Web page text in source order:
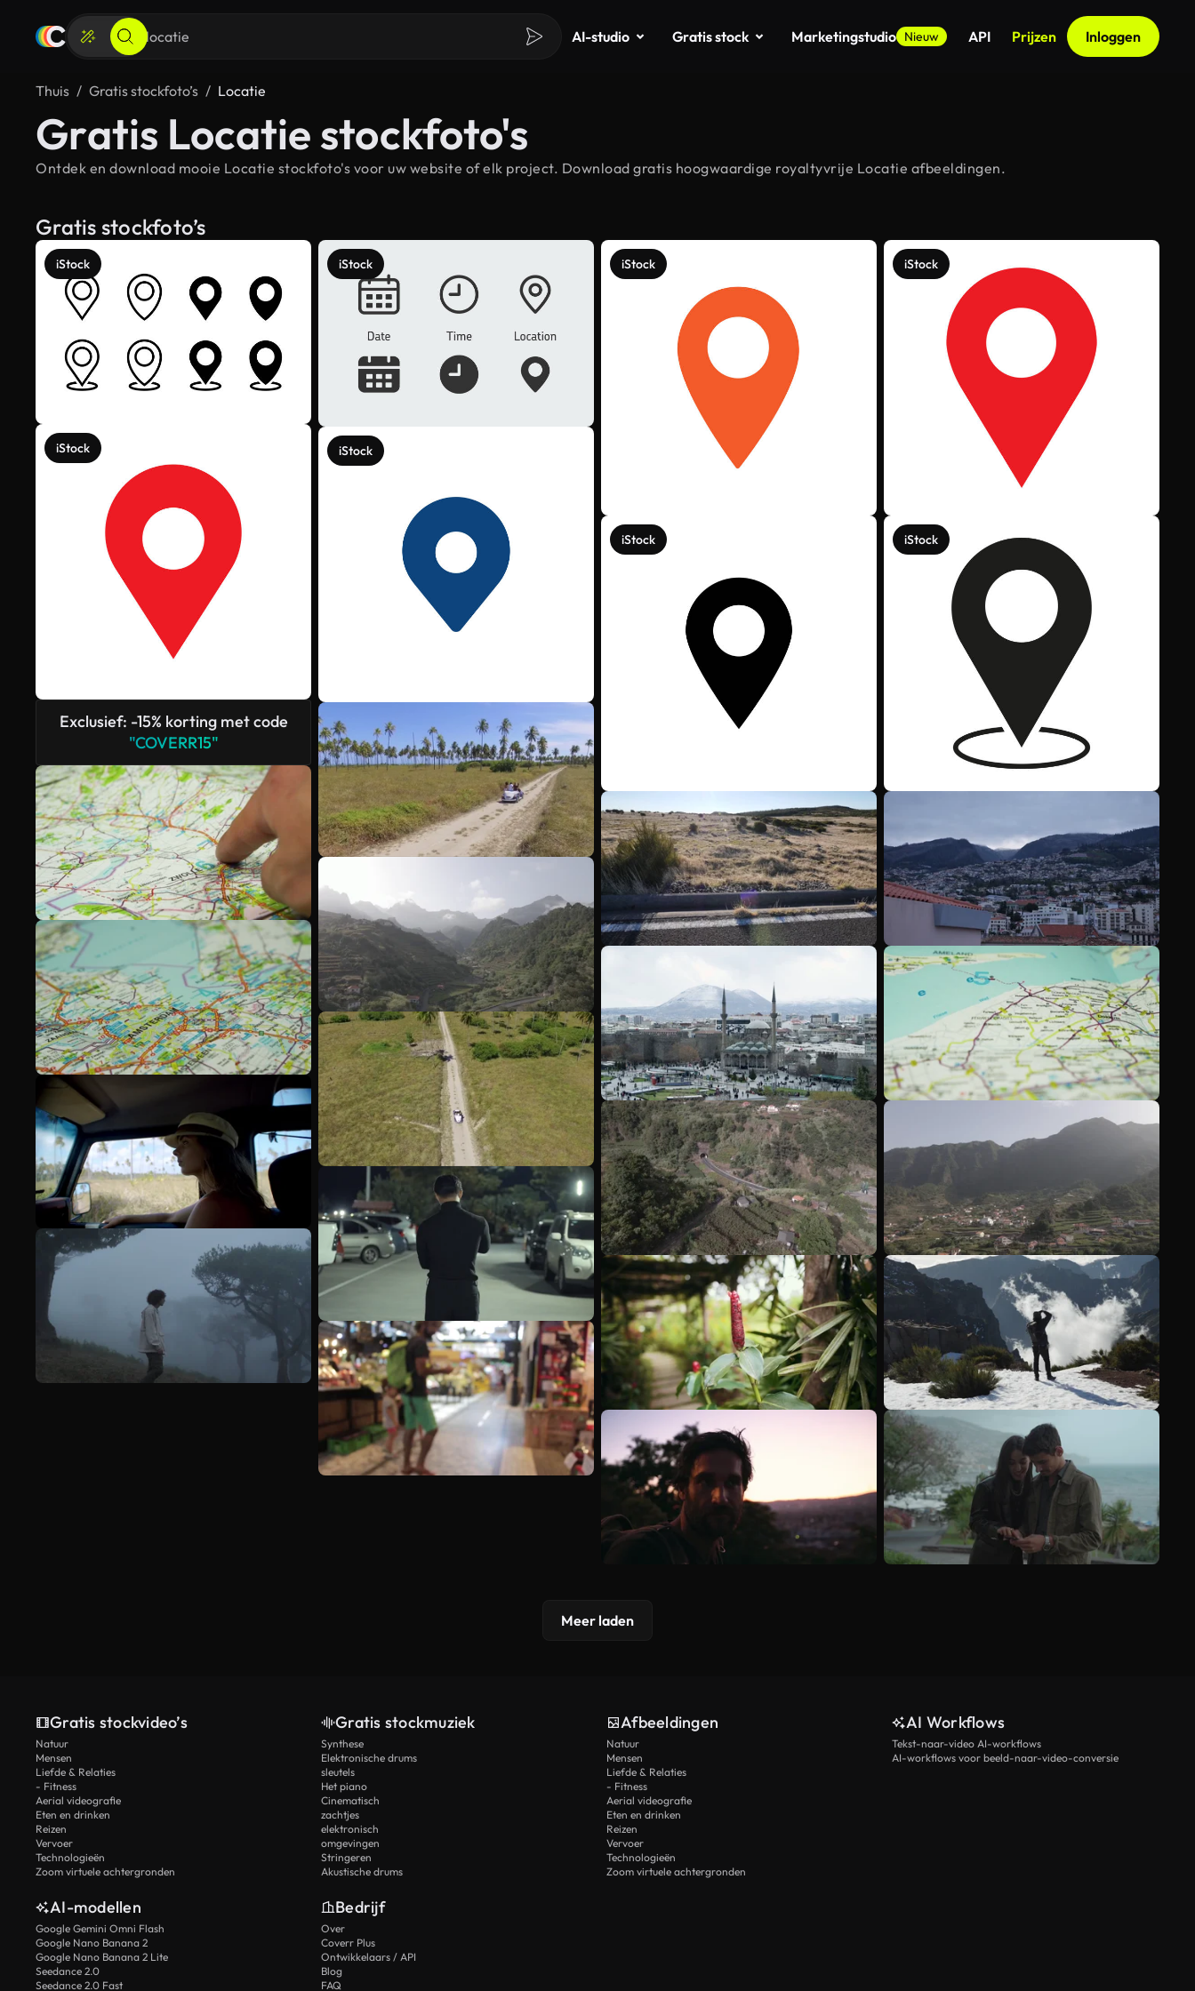
AI-studio Gratis stock Marketingstudio Nieuw API Prijzen Inloggen
Thuis Gratis stockfoto’s Locatie
Gratis Locatie stockfoto's
Ontdek en download mooie Locatie stockfoto's voor uw website of elk project. Download gratis hoogwaardige royaltyvrije Locatie afbeeldingen.
Gratis stockfoto’s
iStock
iStock
Exclusief: -15% korting met code
"COVERR15"
iStock
iStock
iStock
iStock
iStock
iStock
Meer bekijken
Meer laden
Gratis stockvideo’s
Natuur
Mensen
Liefde & Relaties
- Fitness
Aerial videografie
Eten en drinken
Reizen
Vervoer
Technologieën
Zoom virtuele achtergronden
Gratis stockmuziek
Synthese
Elektronische drums
sleutels
Het piano
Cinematisch
zachtjes
elektronisch
omgevingen
Stringeren
Akustische drums
Afbeeldingen
Natuur
Mensen
Liefde & Relaties
- Fitness
Aerial videografie
Eten en drinken
Reizen
Vervoer
Technologieën
Zoom virtuele achtergronden
AI Workflows
Tekst-naar-video AI-workflows
AI-workflows voor beeld-naar-video-conversie
AI-modellen
Google Gemini Omni Flash
Google Nano Banana 2
Google Nano Banana 2 Lite
Seedance 2.0
Seedance 2.0 Fast
Bedrijf
Over
Coverr Plus
Ontwikkelaars / API
Blog
FAQ